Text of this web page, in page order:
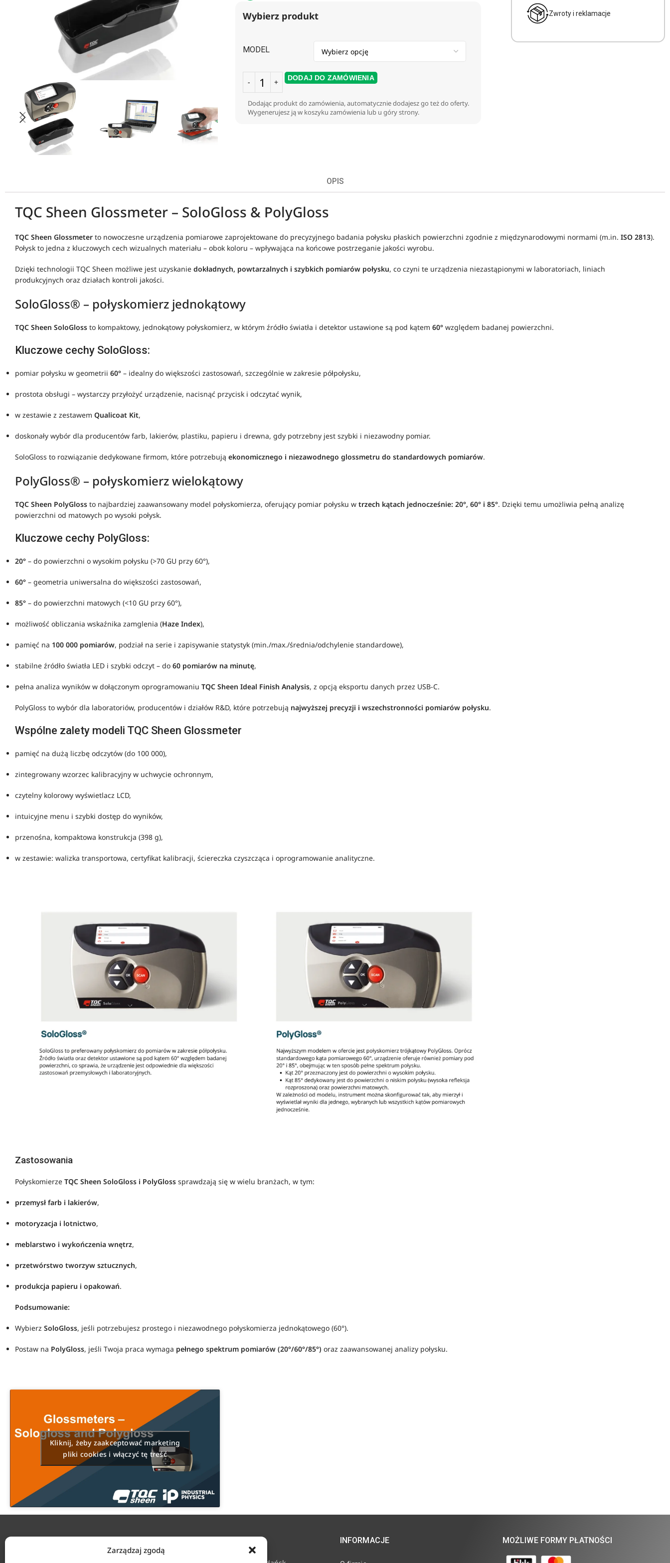
Zarządzaj zgodą
Wybierz produkt
MODEL
DODAJ DO ZAMÓWIENIA
Dodając produkt do zamówienia, automatycznie dodajesz go też do oferty.
Wygenerujesz ją w koszyku zamówienia lub u góry strony.
Zwroty i reklamacje
OPIS
TQC Sheen Glossmeter – SoloGloss & PolyGloss
TQC Sheen Glossmeter to nowoczesne urządzenia pomiarowe zaprojektowane do precyzyjnego badania połysku płaskich powierzchni zgodnie z międzynarodowymi normami (m.in. ISO 2813).
Połysk to jedna z kluczowych cech wizualnych materiału – obok koloru – wpływająca na końcowe postrzeganie jakości wyrobu.
Dzięki technologii TQC Sheen możliwe jest uzyskanie dokładnych, powtarzalnych i szybkich pomiarów połysku, co czyni te urządzenia niezastąpionymi w laboratoriach, liniach
produkcyjnych oraz działach kontroli jakości.
SoloGloss® – połyskomierz jednokątowy
TQC Sheen SoloGloss to kompaktowy, jednokątowy połyskomierz, w którym źródło światła i detektor ustawione są pod kątem 60° względem badanej powierzchni.
Kluczowe cechy SoloGloss:
pomiar połysku w geometrii 60° – idealny do większości zastosowań, szczególnie w zakresie półpołysku,
prostota obsługi – wystarczy przyłożyć urządzenie, nacisnąć przycisk i odczytać wynik,
w zestawie z zestawem Qualicoat Kit,
doskonały wybór dla producentów farb, lakierów, plastiku, papieru i drewna, gdy potrzebny jest szybki i niezawodny pomiar.
SoloGloss to rozwiązanie dedykowane firmom, które potrzebują ekonomicznego i niezawodnego glossmetru do standardowych pomiarów.
PolyGloss® – połyskomierz wielokątowy
TQC Sheen PolyGloss to najbardziej zaawansowany model połyskomierza, oferujący pomiar połysku w trzech kątach jednocześnie: 20°, 60° i 85°. Dzięki temu umożliwia pełną analizę
powierzchni od matowych po wysoki połysk.
Kluczowe cechy PolyGloss:
20° – do powierzchni o wysokim połysku (>70 GU przy 60°),
60° – geometria uniwersalna do większości zastosowań,
85° – do powierzchni matowych (<10 GU przy 60°),
możliwość obliczania wskaźnika zamglenia (Haze Index),
pamięć na 100 000 pomiarów, podział na serie i zapisywanie statystyk (min./max./średnia/odchylenie standardowe),
stabilne źródło światła LED i szybki odczyt – do 60 pomiarów na minutę,
pełna analiza wyników w dołączonym oprogramowaniu TQC Sheen Ideal Finish Analysis, z opcją eksportu danych przez USB-C.
PolyGloss to wybór dla laboratoriów, producentów i działów R&D, które potrzebują najwyższej precyzji i wszechstronności pomiarów połysku.
Wspólne zalety modeli TQC Sheen Glossmeter
pamięć na dużą liczbę odczytów (do 100 000),
zintegrowany wzorzec kalibracyjny w uchwycie ochronnym,
czytelny kolorowy wyświetlacz LCD,
intuicyjne menu i szybki dostęp do wyników,
przenośna, kompaktowa konstrukcja (398 g),
w zestawie: walizka transportowa, certyfikat kalibracji, ściereczka czyszcząca i oprogramowanie analityczne.
Zastosowania
Połyskomierze TQC Sheen SoloGloss i PolyGloss sprawdzają się w wielu branżach, w tym:
przemysł farb i lakierów,
motoryzacja i lotnictwo,
meblarstwo i wykończenia wnętrz,
przetwórstwo tworzyw sztucznych,
produkcja papieru i opakowań.
Podsumowanie:
Wybierz SoloGloss, jeśli potrzebujesz prostego i niezawodnego połyskomierza jednokątowego (60°).
Postaw na PolyGloss, jeśli Twoja praca wymaga pełnego spektrum pomiarów (20°/60°/85°) oraz zaawansowanej analizy połysku.
Kliknij, żeby zaakceptować marketing
pliki cookies i włączyć tę treść
INFORMACJE MOŻLIWE FORMY PŁATNOŚCI